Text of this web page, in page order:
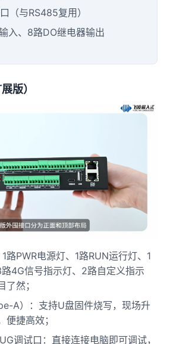
（与RS485复用）
入、8路DO继电器输出
版）
路PWR电源灯、1路RUN运行灯、1
4G信号指示灯、2路自定义指示
然；
-A）：支持U盘固件烧写，现场升
捷高效；
调试口：直接连接电脑即可调试，